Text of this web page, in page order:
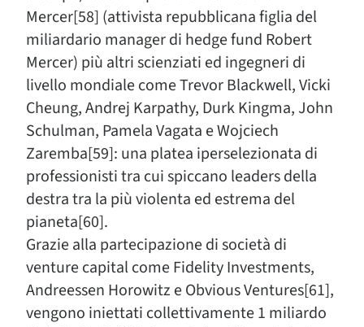
Mercer[58] (attivista repubblicana figlia del
miliardario manager di hedge fund Robert
Mercer) più altri scienziati ed ingegneri di
livello mondiale come Trevor Blackwell, Vicki
Cheung, Andrej Karpathy, Durk Kingma, John
Schulman, Pamela Vagata e Wojciech
Zaremba[59]: una platea iperselezionata di
professionisti tra cui spiccano leaders della
destra tra la più violenta ed estrema del
pianeta[60].
Grazie alla partecipazione di società di
venture capital come Fidelity Investments,
Andreessen Horowitz e Obvious Ventures[61],
vengono iniettati collettivamente 1 miliardo